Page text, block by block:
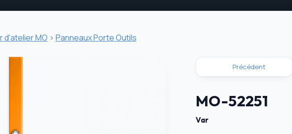
d'atelier MO > Panneaux Porte Outils
Précédent
MO-52251
Var